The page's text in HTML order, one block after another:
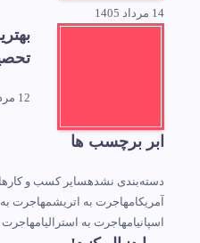
14 مرداد 1405
12 مرداد 1405
ابر برچسب ها
دسته‌بندی نشدهسایر کسب و کارها
آمریکامهاجرت به اتریشمهاجرت به
اسپانیامهاجرت به استرالیامهاجرت